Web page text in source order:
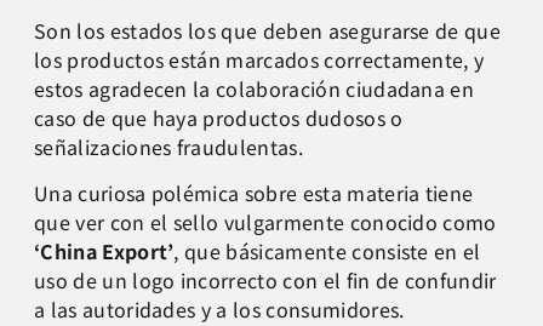
Son los estados los que deben asegurarse de que
los productos están marcados correctamente, y
estos agradecen la colaboración ciudadana en
caso de que haya productos dudosos o
señalizaciones fraudulentas.
Una curiosa polémica sobre esta materia tiene
que ver con el sello vulgarmente conocido como
‘China Export’, que básicamente consiste en el
uso de un logo incorrecto con el fin de confundir
a las autoridades y a los consumidores.